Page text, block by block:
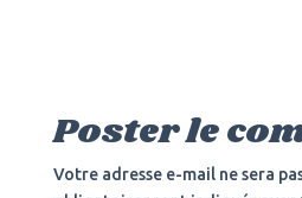
Poster le
Votre adresse e-mail ne sera